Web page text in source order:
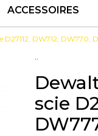
ACCESSOIRES
DW712,
..
scie